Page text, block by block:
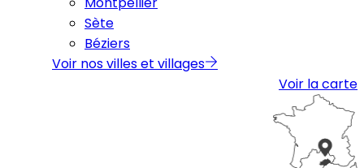
Sète
Béziers
Voir nos villes et villages
Voir la carte